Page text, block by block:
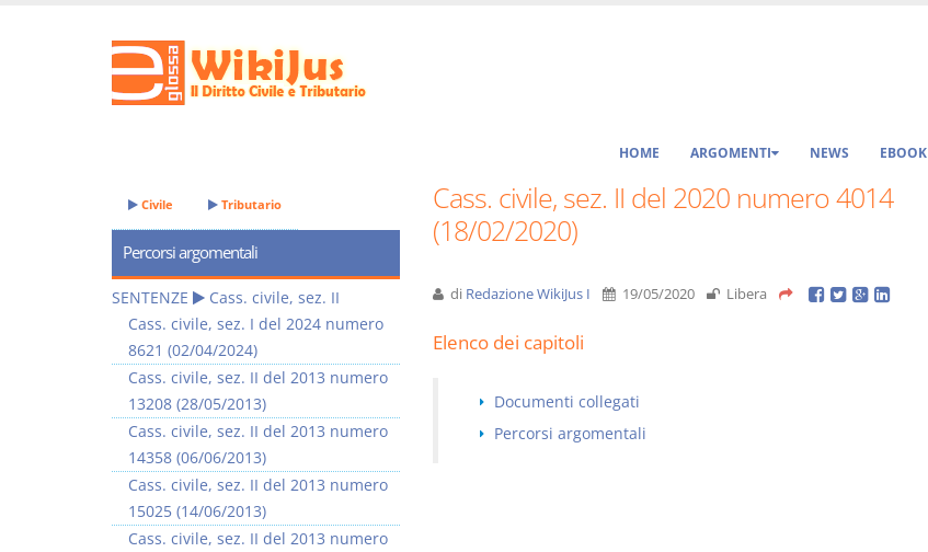
HOME ARGOMENTI NEWS EBOOK
Cass. civile, sez. II del 2020 numero 4014
(18/02/2020)
di Redazione WikiJus I 19/05/2020 Libera
Elenco dei capitoli
Documenti collegati
Percorsi argomentali
Civile Tributario
Percorsi argomentali
SENTENZE
Cass. civile, sez. II
Cass. civile, sez. I del 2024 numero
8621 (02/04/2024)
Cass. civile, sez. II del 2013 numero
13208 (28/05/2013)
Cass. civile, sez. II del 2013 numero
14358 (06/06/2013)
Cass. civile, sez. II del 2013 numero
15025 (14/06/2013)
Cass. civile, sez. II del 2013 numero